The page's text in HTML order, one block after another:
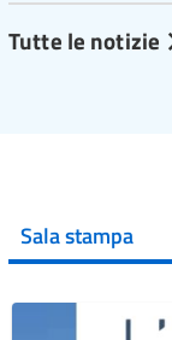
Tutte le notizie
Sala stampa